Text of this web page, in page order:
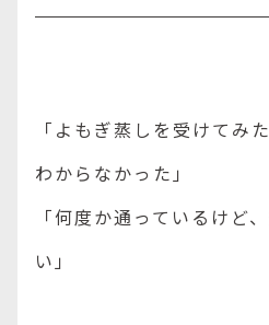
「よもぎ蒸しを受けてみ
わからなかった」
「何度か通っているけど
い」